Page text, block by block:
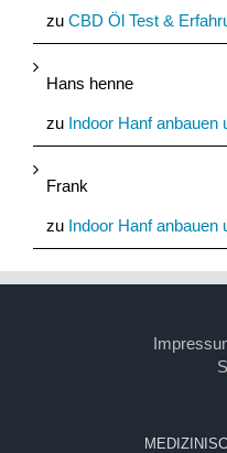
zu CBD Öl Test &
Hans henne
zu Indoor Hanf anbauen
Frank
zu Indoor Hanf anbauen